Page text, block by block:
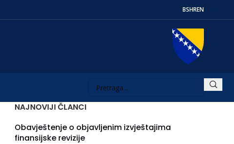
BSHREN
NAJNOVIJI ČLANCI
Obavještenje o objavljenim izvještajima
finansijske revizije